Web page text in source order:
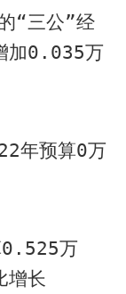
“三公”经
加0.035万
年预算0万
0.525万
增长